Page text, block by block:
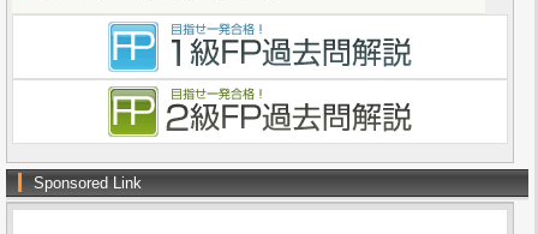
Sponsored Link